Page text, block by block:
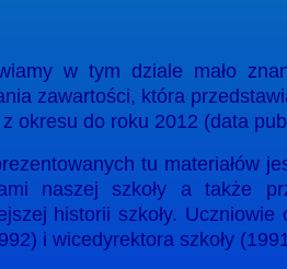
w tym dziale mało
zawartości, która
okresu do roku 2012 (data
tu materiałów
naszej szkoły a także
historii szkoły.
i wicedyrektora szkoły